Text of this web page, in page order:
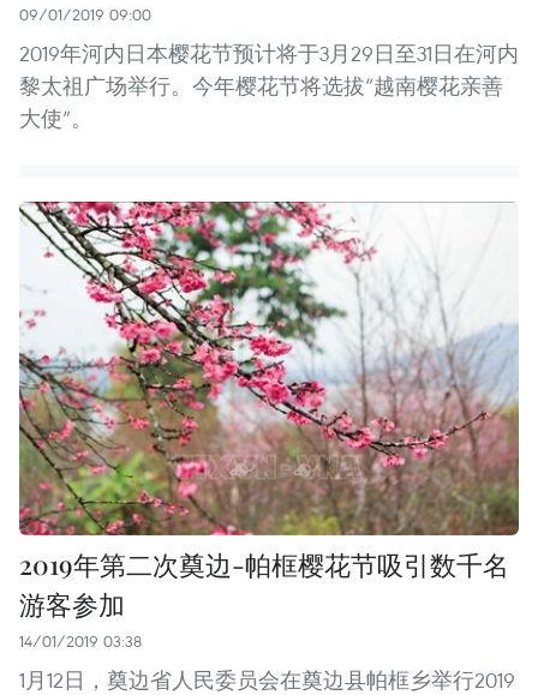
09/01/2019 09:00
2019年河内日本樱花节预计将于3月29日至31日在河内
黎太祖广场举行。今年樱花节将选拔“越南樱花亲善
大使”。
2019年第二次奠边-帕框樱花节吸引数千名
游客参加
14/01/2019 03:38
1月12日，奠边省人民委员会在奠边县帕框乡举行2019